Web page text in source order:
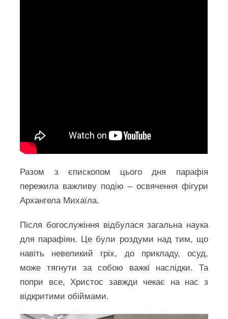
Разом з єпископом цього дня парафія
пережила важливу подію – освячення фігури
Архангела Михаїла.
Після богослужіння відбулася загальна наука
для парафіян. Це були роздуми над тим, що
навіть невеликий гріх, до прикладу, осуд,
може тягнути за собою важкі наслідки. Та
попри все, Христос завжди чекає на нас з
відкритими обіймами.